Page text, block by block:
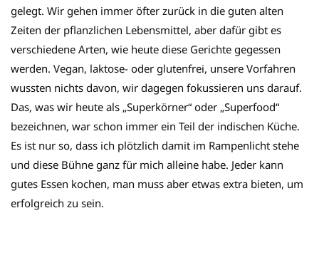
gelegt. Wir gehen immer öfter zurück in die guten alten
Zeiten der pflanzlichen Lebensmittel, aber dafür gibt es
verschiedene Arten, wie heute diese Gerichte gegessen
werden. Vegan, laktose- oder glutenfrei, unsere Vorfahren
wussten nichts davon, wir dagegen fokussieren uns darauf.
Das, was wir heute als „Superkörner“ oder „Superfood“
bezeichnen, war schon immer ein Teil der indischen Küche.
Es ist nur so, dass ich plötzlich damit im Rampenlicht stehe
und diese Bühne ganz für mich alleine habe. Jeder kann
gutes Essen kochen, man muss aber etwas extra bieten, um
erfolgreich zu sein.